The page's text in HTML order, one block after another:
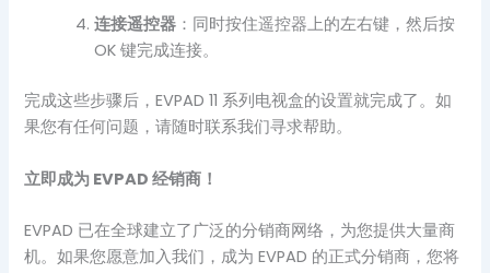
连接遥控器 ：同时按住遥控器上的左右键，然后按
OK 键完成连接。
完成这些步骤后，EVPAD 11 系列电视盒的设置就完成了。如
果您有任何问题，请随时联系我们寻求帮助。
立即成为 EVPAD 经销商！
EVPAD 已在全球建立了广泛的分销商网络，为您提供大量商
机。如果您愿意加入我们，成为 EVPAD 的正式分销商，您将